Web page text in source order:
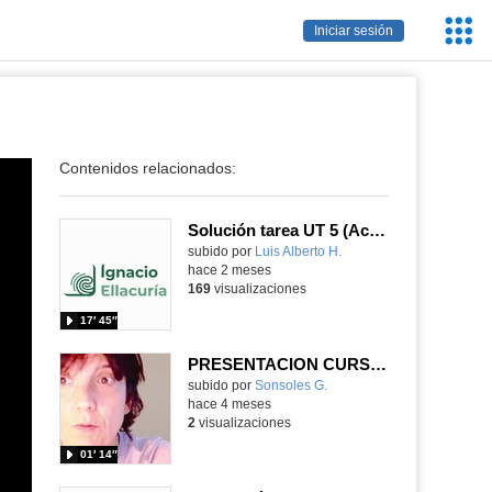
Iniciar sesión
Contenidos relacionados:
Solución tarea UT 5 (Actividad 1 y 2)
Contenido educativo.
subido por Luis Alberto H.
17′ 45″
hace 2 meses
169visualizaciones
PRESENTACION CURSO FUNCION TUTORIAL
subido por Sonsoles G.
01′ 14″
hace 4 meses
2 visualizaciones